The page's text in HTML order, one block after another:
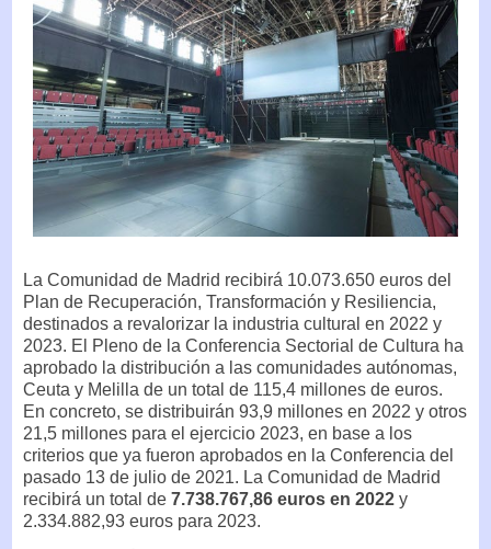
La Comunidad de Madrid recibirá 10.073.650 euros del
Plan de Recuperación, Transformación y Resiliencia,
destinados a revalorizar la industria cultural en 2022 y
2023. El Pleno de la Conferencia Sectorial de Cultura ha
aprobado la distribución a las comunidades autónomas,
Ceuta y Melilla de un total de 115,4 millones de euros.
En concreto, se distribuirán 93,9 millones en 2022 y otros
21,5 millones para el ejercicio 2023, en base a los
criterios que ya fueron aprobados en la Conferencia del
pasado 13 de julio de 2021. La Comunidad de Madrid
recibirá un total de 7.738.767,86 euros en 2022 y
2.334.882,93 euros para 2023.